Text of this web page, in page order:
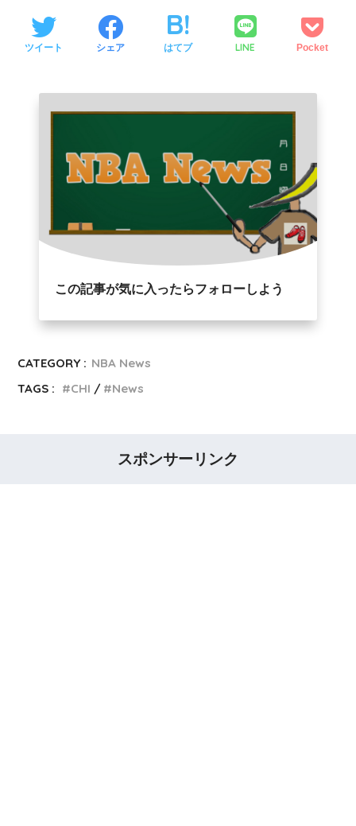
ツイート シェア はてブ LINE Pocket
この記事が気に入ったらフォローしよう
CATEGORY : NBA News
TAGS :
CHI News
スポンサーリンク